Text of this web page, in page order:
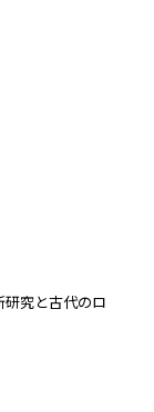
研究と古代のロ